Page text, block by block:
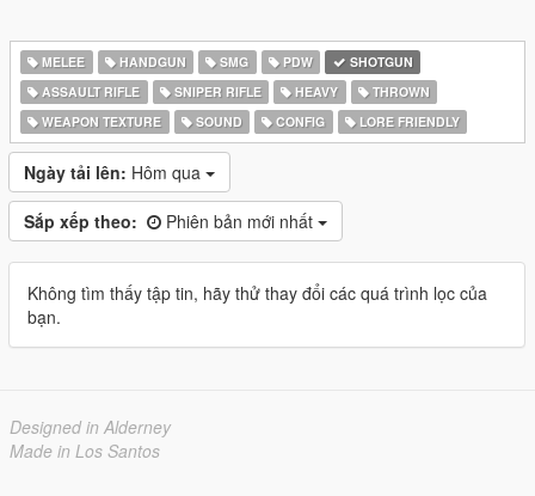
MELEE HANDGUN SMG PDW
SHOTGUN
ASSAULT RIFLE
SNIPER RIFLE HEAVY
THROWN
WEAPON TEXTURE
SOUND CONFIG LORE FRIENDLY
Ngày tải lên: Hôm qua
Sắp xếp theo: Phiên bản mới nhất
Không tìm thấy tập tin, hãy thử thay đổi các quá trình lọc của
bạn.
Designed in Alderney
Made in Los Santos